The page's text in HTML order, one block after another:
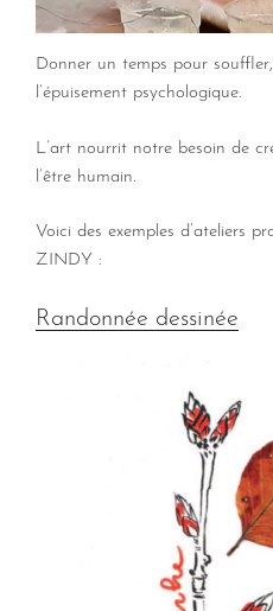
Donner un temps pour
l’épuisement psychologique.
L’art nourrit notre besoin de
l’être humain.
Voici des exemples d’ateliers
ZINDY :
Randonnée dessinée